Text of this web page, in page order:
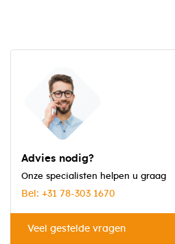
Advies nodig?
Onze specialisten helpen u graag
Bel: +31 78-303 1670
Veel gestelde vragen